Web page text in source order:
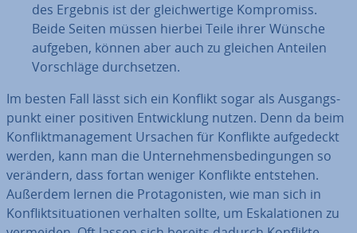
des Ergebnis ist der gleich­wer­ti­ge Kom­pro­miss.
Beide Seiten müssen hierbei Teile ihrer Wünsche
aufgeben, können aber auch zu gleichen Anteilen
Vor­schlä­ge durch­set­zen.
Im besten Fall lässt sich ein Konflikt sogar als Aus­gangs­
punkt einer positiven Ent­wick­lung nutzen. Denn da beim
Kon­flikt­ma­nage­ment Ursachen für Konflikte auf­ge­deckt
werden, kann man die Un­ter­neh­mens­be­din­gun­gen so
verändern, dass fortan weniger Konflikte entstehen.
Außerdem lernen die Prot­ago­nis­ten, wie man sich in
Kon­flikt­si­tua­tio­nen verhalten sollte, um Es­ka­la­tio­nen zu